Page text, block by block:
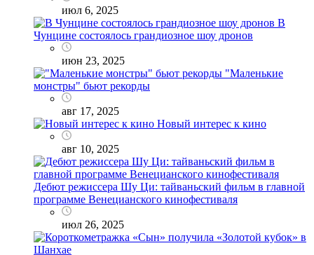
июл 6, 2025
В
Чунцине состоялось грандиозное шоу дронов
июн 23, 2025
"Маленькие
монстры" бьют рекорды
авг 17, 2025
Новый интерес к кино
авг 10, 2025
Дебют режиссера Шу Ци: тайваньский фильм в главной
программе Венецианского кинофестиваля
июл 26, 2025